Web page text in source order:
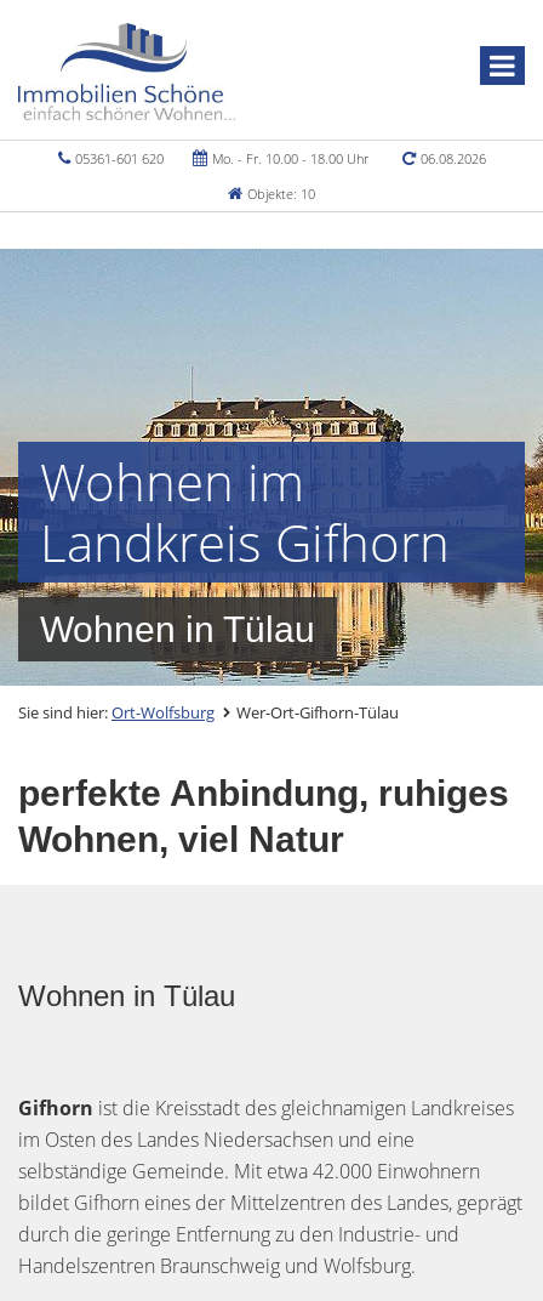
05361-601 620 Mo. - Fr. 10.00 - 18.00 Uhr
06.08.2026
Objekte: 10
Wohnen im
Landkreis Gifhorn
Wohnen in Tülau
Sie sind hier:Ort-Wolfsburg Wer-Ort-Gifhorn-Tülau
perfekte Anbindung, ruhiges
Wohnen, viel Natur
Wohnen in Tülau
Gifhorn ist die Kreisstadt des gleichnamigen Landkreises
im Osten des Landes Niedersachsen und eine
selbständige Gemeinde. Mit etwa 42.000 Einwohnern
bildet Gifhorn eines der Mittelzentren des Landes, geprägt
durch die geringe Entfernung zu den Industrie- und
Handelszentren Braunschweig und Wolfsburg.